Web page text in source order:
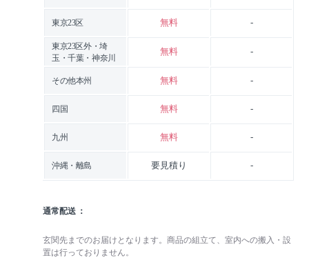
東京23区 無料 -
東京23区外・埼
玉・千葉・神奈川
無料 -
その他本州 無料 -
四国 無料 -
九州 無料 -
沖縄・離島 要見積り -
通常配送
玄関先までのお届けとなります。商品の組立て、室内への搬入・設
置は行っておりません。